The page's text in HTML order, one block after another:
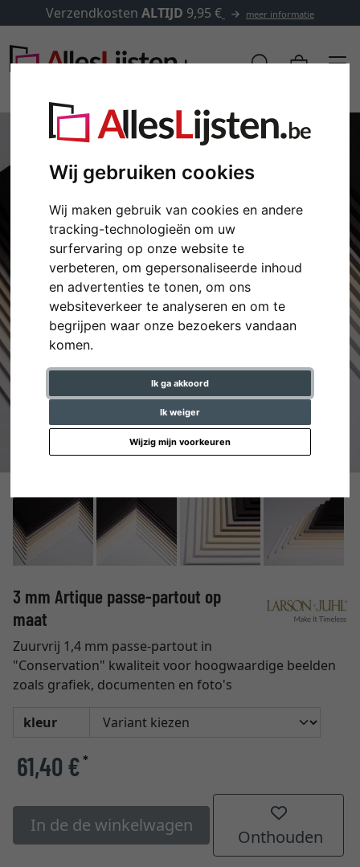
Wij gebruiken cookies
Wij maken gebruik van cookies en andere
tracking-technologieën om uw
surfervaring op onze website te
verbeteren, om gepersonaliseerde inhoud
en advertenties te tonen, om ons
websiteverkeer te analyseren en om te
begrijpen waar onze bezoekers vandaan
komen.
Ik ga akkoord
Ik weiger
Wijzig mijn voorkeuren
Verzendkosten ALTIJD 9,95 € meer informatie
Terug
3 mm Artique passe-partout op
maat
Zuurvrij 1,4 mm passe-partout in
"Conservation" kwaliteit voor hoogwaardige beelden
zoals grafiek, documenten en foto's
kleur
61,40 €*
In de de winkelwagen
Onthouden